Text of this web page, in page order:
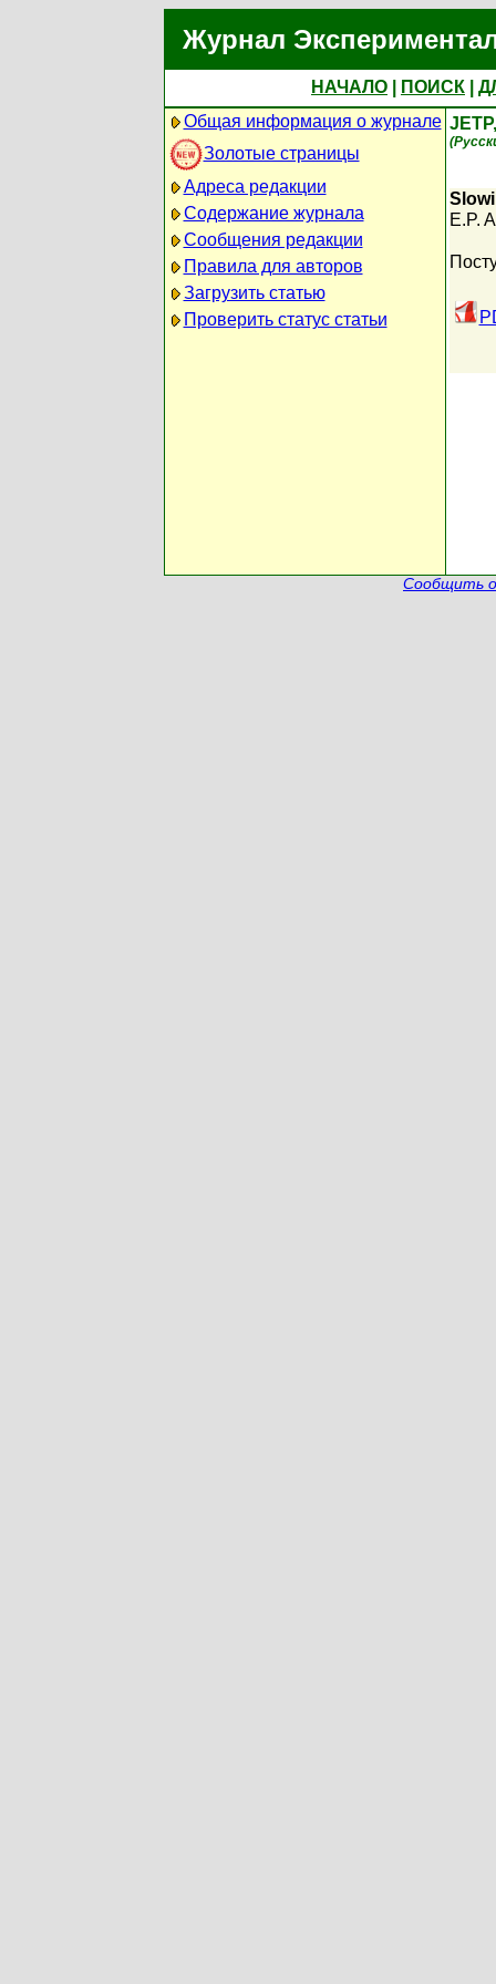
Журнал
НАЧАЛО ПОИСК
Общая информация о журнале
Золотые страницы
Адреса редакции
Содержание журнала
Сообщения редакции
Правила для авторов
Загрузить статью
Проверить статус статьи
E.P.
Сообщить о